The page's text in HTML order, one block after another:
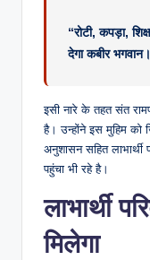
“रोटी, कपड़ा,
देगा कबीर
इसी नारे के तहत संत
है। उन्होंने इस मुहिम को
अनुशासन सहित
पहुंचा भी रहे है।
लाभार्थी
मिलेगा